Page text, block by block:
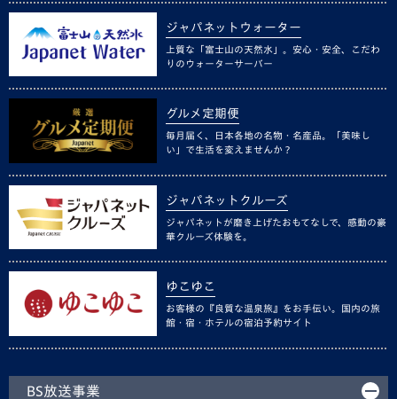
ジャパネットウォーター
上質な「富士山の天然水」。安心・安全、こだわ
りのウォーターサーバー
グルメ定期便
毎月届く、日本各地の名物・名産品。「美味し
い」で生活を変えませんか？
ジャパネットクルーズ
ジャパネットが磨き上げたおもてなしで、感動の豪
華クルーズ体験を。
ゆこゆこ
お客様の『良質な温泉旅』をお手伝い。国内の旅
館・宿・ホテルの宿泊予約サイト
BS放送事業